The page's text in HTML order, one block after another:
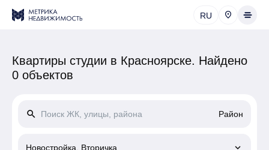
RU
Квартиры студии в Красноярске. Найдено
0 объектов
search Район
Новостройка, Вторичка keyboard_arrow_down